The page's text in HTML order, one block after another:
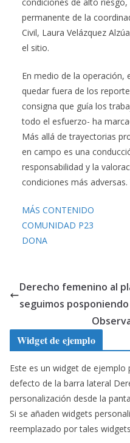
condiciones de alto
permanente de la
Civil, Laura Velázquez
el sitio.
En medio de la operación,
quedar fuera de los
consigna que guía los
todo el esfuerzo- ha
Más allá de trayectorias
en campo es una
responsabilidad y la
condiciones más
MÁS CONTENIDO
COMUNIDAD P23
DONA
Derecho femenino al
seguimos posponiendo
Widget de ejemplo
Este es un widget de
defecto de la barra lateral
personalización desde la
Si se añaden widgets
reemplazado por tales